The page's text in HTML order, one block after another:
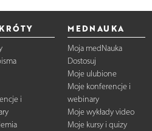
i
MEDNAUKA
Moja medNauka
Dostosuj
Moje ulubione
Moje konferencje i
webinary
Moje wykłady video
Moje kursy i quizy